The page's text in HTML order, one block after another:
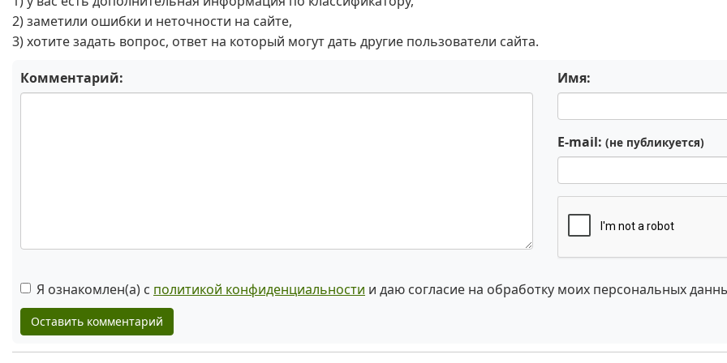
2) заметили ошибки и неточности на сайте,
3) хотите задать вопрос, ответ на который могут дать другие пользователи сайта.
Комментарий: Имя:
E-mail: (не публикуется)
Я ознакомлен(а) с политикой конфиденциальности и даю согласие на обработку моих персональных
Оставить комментарий